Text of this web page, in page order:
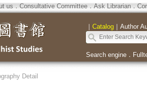
us ． Consultative Committee． Ask Librarian．
｜ Catalog｜ Author
Search engine．
Detail